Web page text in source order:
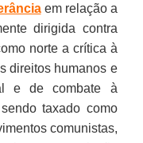
em relação a
dirigida contra
norte a crítica à
direitos humanos e
e de combate à
taxado como
comunistas,